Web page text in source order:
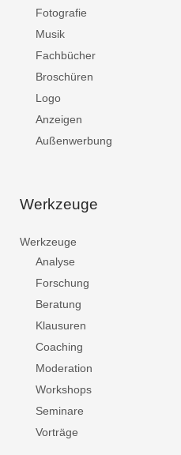
Fotografie
Musik
Fachbücher
Broschüren
Logo
Anzeigen
Außenwerbung
Werkzeuge
Werkzeuge
Analyse
Forschung
Beratung
Klausuren
Coaching
Moderation
Workshops
Seminare
Vorträge